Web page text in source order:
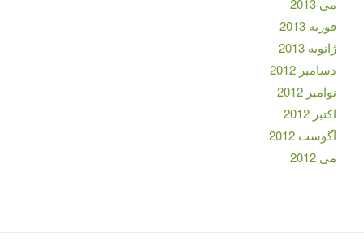
می 2013
فوریه 2013
ژانویه 2013
دسامبر 2012
نوامبر 2012
اکتبر 2012
آگوست 2012
می 2012